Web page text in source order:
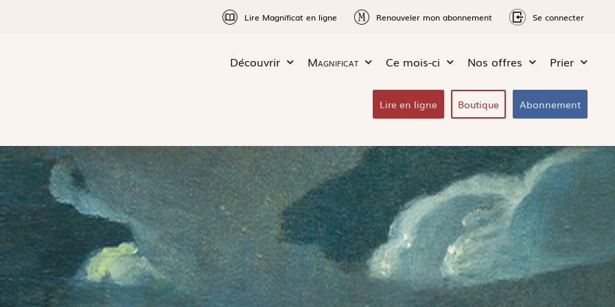
Lire Magnificat en ligne Renouveler mon abonnement Se connecter
Découvrir Magnificat Ce mois-ci Nos offres Prier
Lire en ligne Boutique Abonnement